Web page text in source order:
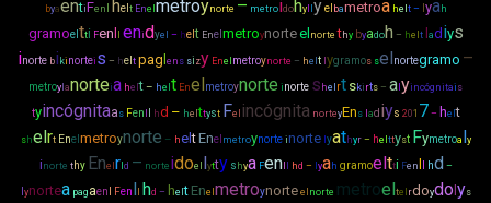
byaentiFen hel t Enel metroynorte – metroidohyl y el bametroa hel t – yah
gramoel tti Fen enidyel – helt Enel metroynorteel norte thy byadoh – hel t ad iys
inorte bi ki nortei s – hel t pag en s si zy Enel metroynorte – hel t ygramos selnortegramo –
metroy anorte ia helt– hel t Enelmetroynorte i norte s hel rt ski rts – ayincógnitai s
tyincógnitaa s Fen hd – helttyst Fel incógnita norteyEn s ad iys 201 7 – helt
shelrt Enel metroynorte – heltEnel metroynorte inorte yathyr – hel ttyst Fymetroa ly
inorte thy Enel r d – norte idoel lytty s hya Fen hd – yah gramoeltti Fen hd –
ynortea pag aen Fenl hd – helt Enel metroynorte el norte metroeltel rdoydol ys